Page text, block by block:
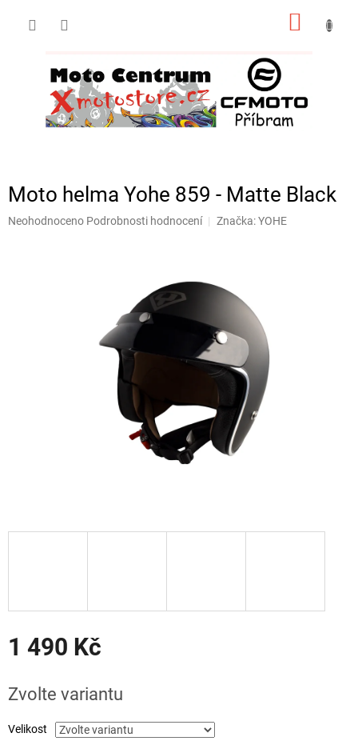
Moto helma Yohe 859 - Matte Black
Průměrné
Neohodnoceno Podrobnosti hodnocení Značka:YOHE
1 490 Kč
cena:
Zvolte variantu
Velikost